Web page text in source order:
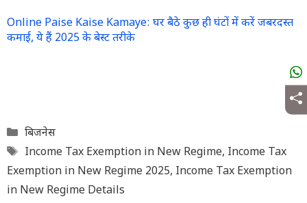
Online Paise Kaise Kamaye: घर बैठे कुछ ही घंटों में करें जबरदस्त
कमाई, ये हैं 2025 के बेस्ट तरीके
Categories
बिजनेस
Tags
Income Tax Exemption in New Regime, Income Tax
Exemption in New Regime 2025, Income Tax Exemption
in New Regime Details